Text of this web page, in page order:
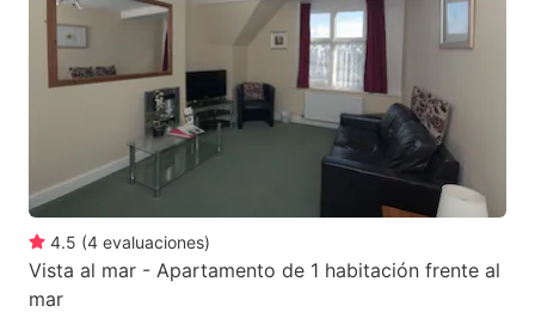
changing
dates.
changing
dates.
4.5 (4 evaluaciones)
Vista al mar - Apartamento de 1 habitación frente al
mar